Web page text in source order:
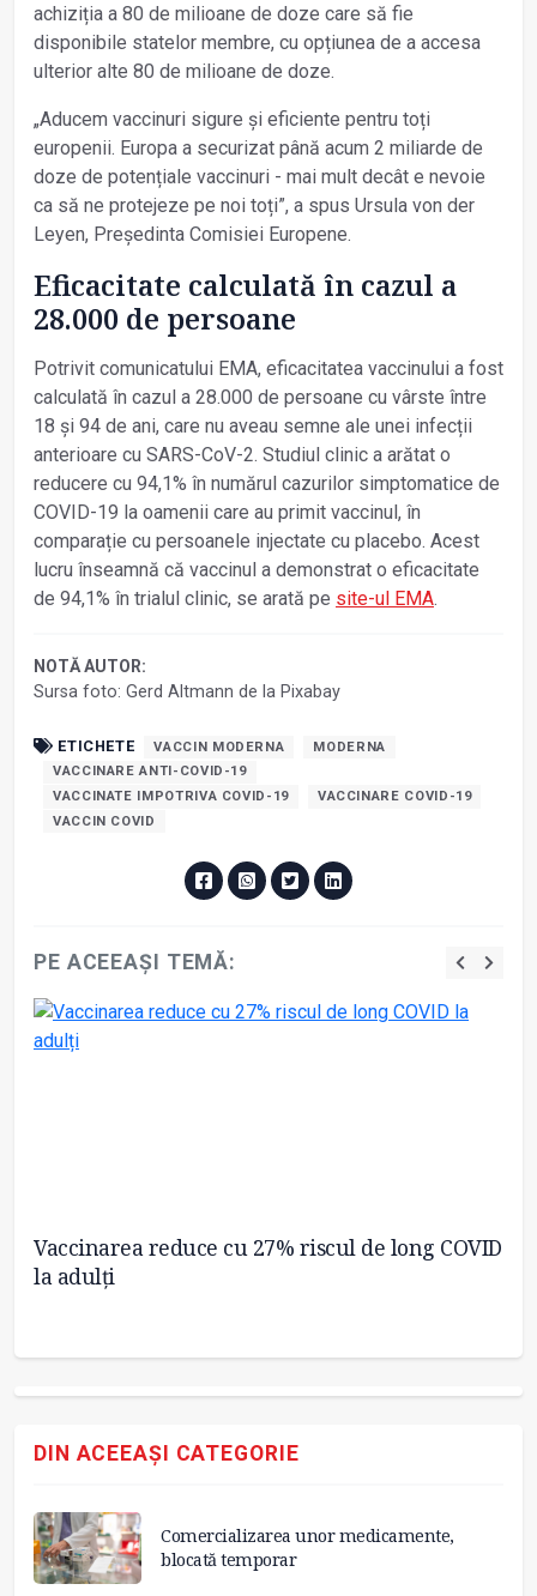
achiziția a 80 de milioane de doze care să fie
disponibile statelor membre, cu opțiunea de a accesa
ulterior alte 80 de milioane de doze.
„Aducem vaccinuri sigure și eficiente pentru toți
europenii. Europa a securizat până acum 2 miliarde de
doze de potențiale vaccinuri - mai mult decât e nevoie
ca să ne protejeze pe noi toți”, a spus Ursula von der
Leyen, Președinta Comisiei Europene.
Eficacitate calculată în cazul a
28.000 de persoane
Potrivit comunicatului EMA, eficacitatea vaccinului a fost
calculată în cazul a 28.000 de persoane cu vârste între
18 și 94 de ani, care nu aveau semne ale unei infecții
anterioare cu SARS-CoV-2. Studiul clinic a arătat o
reducere cu 94,1% în numărul cazurilor simptomatice de
COVID-19 la oamenii care au primit vaccinul, în
comparație cu persoanele injectate cu placebo. Acest
lucru înseamnă că vaccinul a demonstrat o eficacitate
de 94,1% în trialul clinic, se arată pe site-ul EMA.
NOTĂ AUTOR:
Sursa foto: Gerd Altmann de la Pixabay
ETICHETE VACCIN MODERNA
MODERNA
VACCINARE ANTI-COVID-19
VACCINATE IMPOTRIVA COVID-19
VACCINARE COVID-19
VACCIN COVID
PE ACEEAȘI TEMĂ:
Vaccinarea reduce cu 27% riscul de long COVID
la adulți
DIN ACEEAȘI CATEGORIE
Comercializarea unor medicamente,
blocată temporar